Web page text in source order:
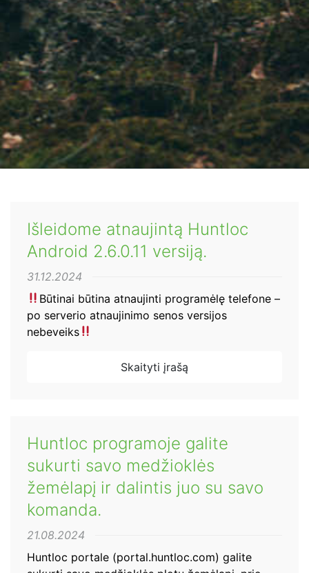
Išleidome atnaujintą Huntloc
Android 2.6.0.11 versiją.
31.12.2024
Būtinai būtina atnaujinti programėlę telefone –
po serverio atnaujinimo senos versijos
nebeveiks
Skaityti įrašą
Huntloc programoje galite
sukurti savo medžioklės
žemėlapį ir dalintis juo su savo
komanda.
21.08.2024
Huntloc portale (portal.huntloc.com) galite